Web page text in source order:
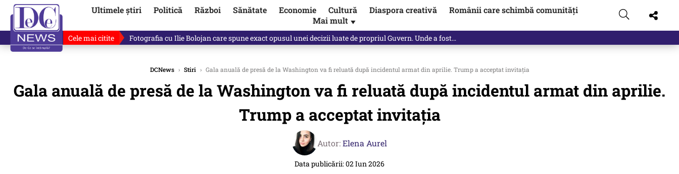
Ultimele știri Politică Război Sănătate Economie Cultură Diaspora creativă
Românii care schimbă comunități
Mai mult ▼
Cele mai citite De ce minte Ilie Bolojan? Ce spune Mircea Badea: E o minciună de mari proporții
DCNews › Stiri › Gala anuală de presă de la Washington va fi reluată după incidentul armat din aprilie. Trump a acceptat invitația
Gala anuală de presă de la Washington va fi reluată după incidentul armat din aprilie.
Trump a acceptat invitația
Autor:Elena Aurel
Data publicării: 02 Iun 2026